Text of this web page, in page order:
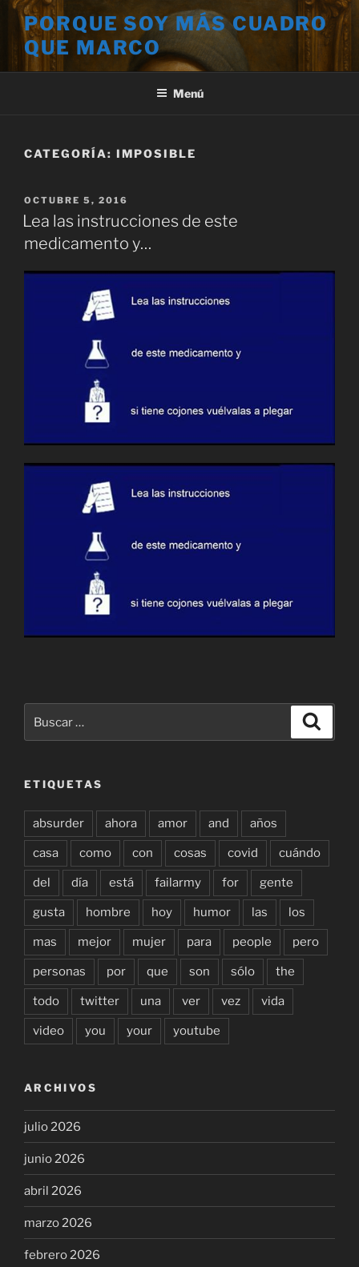
Saltar
contenido
PORQUE SOY MÁS CUADRO
QUE MARCO
Menú
CATEGORÍA: IMPOSIBLE
PUBLICADO
EL
OCTUBRE 5, 2016
Lea las instrucciones de este
medicamento y…
por:
ETIQUETAS
absurder ahora amor and años
casa como con cosas covid cuándo
del día está failarmy for gente
gusta hombre hoy humor las los
mas mejor mujer para people pero
personas por que son sólo the
todo twitter una ver vez vida
video you your youtube
ARCHIVOS
julio 2026
junio 2026
abril 2026
marzo 2026
febrero 2026